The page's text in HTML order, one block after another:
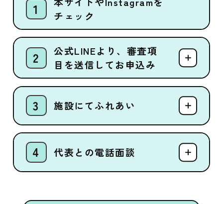
チェック
公式LINEより、審査項
目を送信してお申込み
施設にてふれあい
代表との電話面談